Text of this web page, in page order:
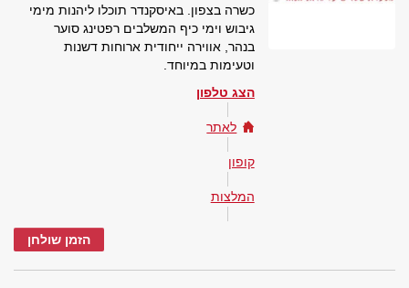
כשרה בצפון. באיסקנדר תוכלו ליהנות מימי
גיבוש וימי כיף המשלבים רפטינג סוער
בנהר, אווירה ייחודית ארוחות דשנות
וטעימות במיוחד.
הצג טלפון
לאתר
קופון
המלצות
הזמן שולחן